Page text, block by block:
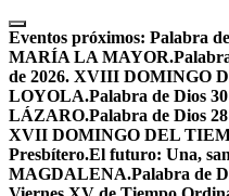
Skip
to
content
Eventos próximos: Palabra
MARÍA LA MAYOR.
de 2026. XVIII DOMINGO
LOYOLA.Palabra de Dios
LÁZARO.Palabra de Dios
XVII DOMINGO DEL
Presbítero.El futuro: Una,
MAGDALENA.Palabra de